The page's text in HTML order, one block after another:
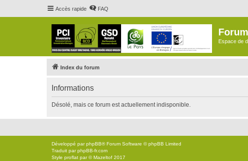
Accès rapide FAQ
Espace de
Index du forum
Informations
Désolé, mais ce forum est actuellement indisponible.
Développé parphpBB® Forum Software © phpBB Limited
Traduit parphpBB-fr.com
Style proflat par ©Mazeltof 2017